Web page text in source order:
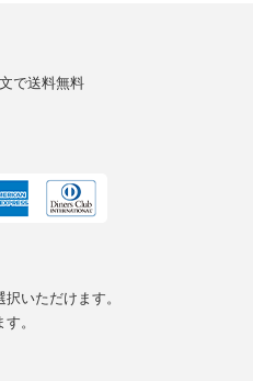
で送料無料
いただけます。
。